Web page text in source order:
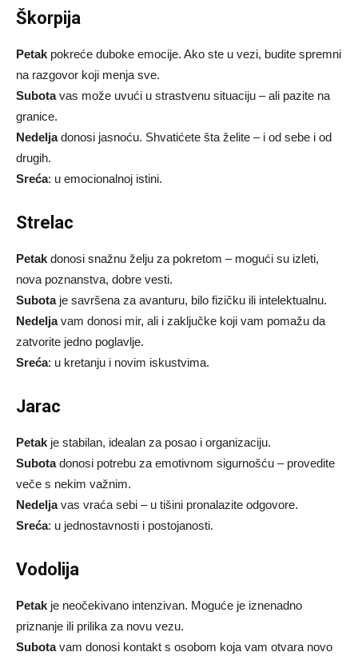
Škorpija
Petak pokreće duboke emocije. Ako ste u vezi, budite spremni
na razgovor koji menja sve.
Subotavas može uvući u strastvenu situaciju – ali pazite na
granice.
Nedeljadonosi jasnoću. Shvatićete šta želite – i od sebe i od
drugih.
Sreća: u emocionalnoj istini.
Strelac
Petak donosi snažnu želju za pokretom – mogući su izleti,
nova poznanstva, dobre vesti.
Subotaje savršena za avanturu, bilo fizičku ili intelektualnu.
Nedeljavam donosi mir, ali i zaključke koji vam pomažu da
zatvorite jedno poglavlje.
Sreća: u kretanju i novim iskustvima.
Jarac
Petak je stabilan, idealan za posao i organizaciju.
Subotadonosi potrebu za emotivnom sigurnošću – provedite
veče s nekim važnim.
Nedeljavas vraća sebi – u tišini pronalazite odgovore.
Sreća: u jednostavnosti i postojanosti.
Vodolija
Petak je neočekivano intenzivan. Moguće je iznenadno
priznanje ili prilika za novu vezu.
Subotavam donosi kontakt s osobom koja vam otvara novo